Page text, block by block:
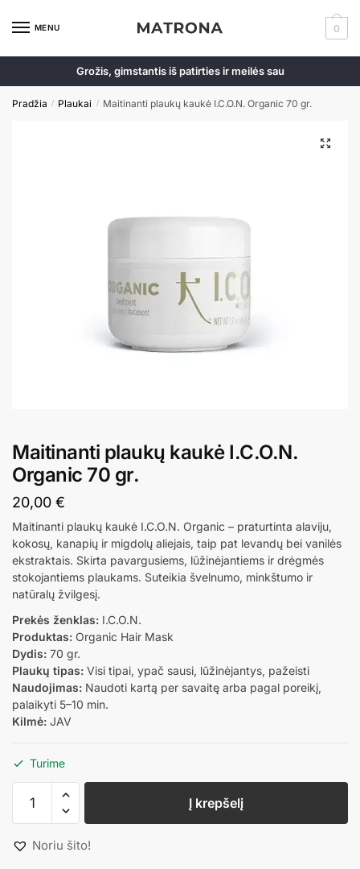
MENU 0
Grožis, gimstantis iš patirties ir meilės sau
Pradžia / Plaukai / Maitinanti plaukų kaukė I.C.O.N. Organic 70 gr.
🔍
Maitinanti plaukų kaukė I.C.O.N.
Organic 70 gr.
20,00 €
Maitinanti plaukų kaukė I.C.O.N. Organic – praturtinta alaviju,
kokosų, kanapių ir migdolų aliejais, taip pat levandų bei vanilės
ekstraktais. Skirta pavargusiems, lūžinėjantiems ir drėgmės
stokojantiems plaukams. Suteikia švelnumo, minkštumo ir
natūralų žvilgesį.
Prekės ženklas: I.C.O.N.
Produktas: Organic Hair Mask
Dydis: 70 gr.
Plaukų tipas: Visi tipai, ypač sausi, lūžinėjantys, pažeisti
Naudojimas: Naudoti kartą per savaitę arba pagal poreikį,
palaikyti 5–10 min.
Kilmė: JAV
Turime
Į krepšelį
Noriu šito!